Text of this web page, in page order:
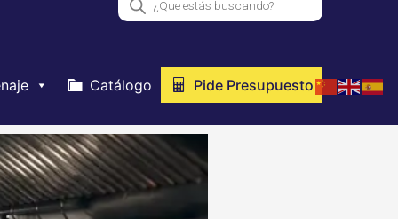
de
productos
Catálogo Pide Presupuesto